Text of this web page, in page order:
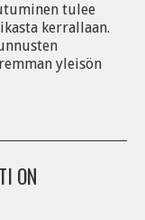
tulee
kerrallaan.
yleisön
ON